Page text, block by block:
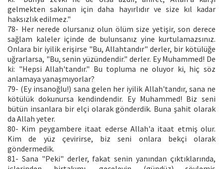
gelmekten sakınan için daha hayırlıdır ve size kıl kadar
haksızlık edilmez."
78- Her nerede olursanız olun ölüm size yetişir, son derece
sağlam kaleler içinde de bulunsanız yine kurtulamazsınız.
Onlara bir iyilik erişirse "Bu, Allahtandır" derler, bir kötülüğe
uğrarlarsa, "Bu, senin yüzündendir." derler. Ey Muhammed! De
ki: "Hepsi Allah'tandır." Bu topluma ne oluyor ki, hiç söz
anlamaya yanaşmıyorlar?
79- (Ey insanoğlu!) sana gelen her iyilik Allah'tandır, sana ne
kötülük dokunursa kendindendir. Ey Muhammed! Biz seni
bütün insanlara bir elçi olarak gönderdik. Buna şahit olarak
da Allah yeter.
80- Kim peygambere itaat ederse Allah'a itaat etmiş olur.
Kim de yüz çevirirse, biz seni onlara bekçi olarak
göndermedik.
81- Sana "Peki" derler, fakat senin yanından çıktıklarında,